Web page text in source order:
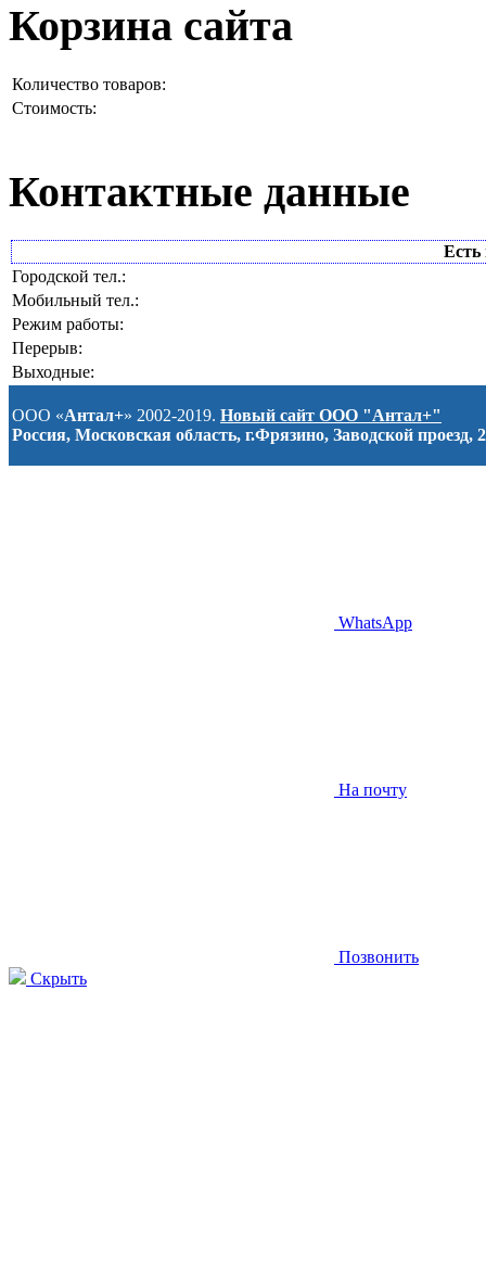
Корзина сайта
Количество товаров:
Стоимость:
Контактные данные
Есть
Городской тел.:
Мобильный тел.:
Режим работы:
Перерыв:
Выходные:
ООО «Антал+» 2002-2019. Новый сайт ООО "Антал+"
Россия, Московская область, г.Фрязино, Заводской проезд, 2
WhatsApp
На почту
Позвонить
Скрыть